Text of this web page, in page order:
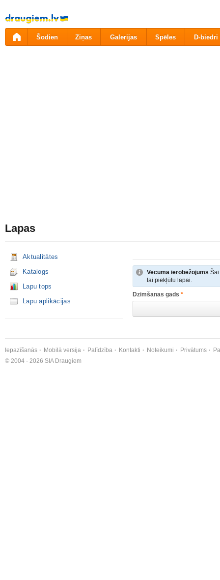
Pāriet
uz
saturu
Šodien Ziņas Galerijas Spēles D-biedri
Lapas
Aktualitātes
Katalogs
Lapu tops
Lapu aplikācijas
Vecuma ierobežojums Šai
lai piekļūtu lapai.
Dzimšanas gads *
Iepazīšanās Mobilā versija Palīdzība Kontakti Noteikumi Privātums
© 2004 - 2026 SIA Draugiem